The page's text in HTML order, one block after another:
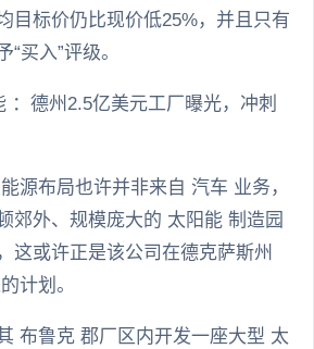
目标价仍比现价低25%，并且只有
买入”评级。
：德州2.5亿美元工厂曝光，冲刺
源布局也许并非来自 汽车 业务，
郊外、规模庞大的 太阳能 制造园
这或许正是该公司在德克萨斯州
计划。
布鲁克 郡厂区内开发一座大型 太